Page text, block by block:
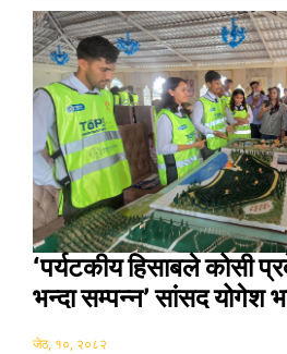
‘पर्यटकीय हिसाबले कोसी
भन्दा सम्पन्न’ सांसद योगेश
जेठ, १०, २०८२